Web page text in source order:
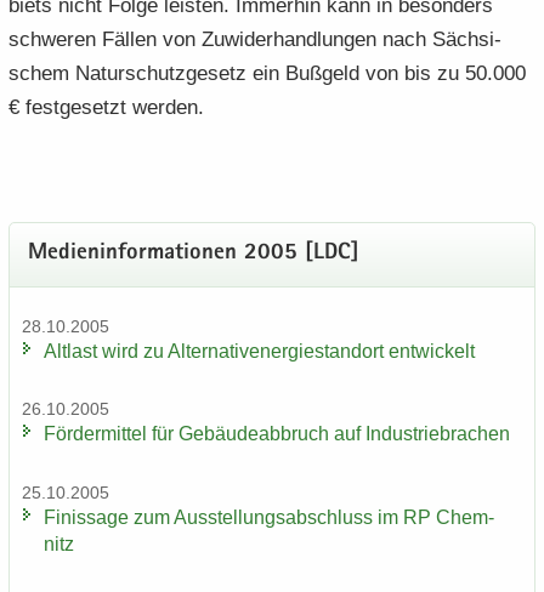
biets nicht Folge leis­ten. Im­mer­hin kann in be­son­ders
schwe­ren Fäl­len von Zu­wi­der­hand­lun­gen nach Säch­si­
schem Na­tur­schutz­ge­setz ein Buß­geld von bis zu 50.000
€ fest­ge­setzt wer­den.
Me­di­en­in­for­ma­tio­nen 2005 [LDC]
28.10.2005
Alt­last wird zu Al­ter­na­tiv­ener­gie­stand­ort ent­wi­ckelt
26.10.2005
För­der­mit­tel für Ge­bäu­de­ab­bruch auf In­dus­trie­bra­chen
25.10.2005
Fi­nis­sa­ge zum Aus­stel­lungs­ab­schluss im RP Chem­
nitz